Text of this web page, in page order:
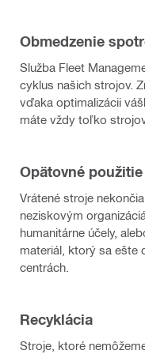
Obmedzenie
Služba Fleet
cyklus našich strojov.
vďaka optimalizácii
máte vždy toľko
Opätovné použitie
Vrátené stroje
neziskovým
humanitárne účely,
materiál, ktorý sa ešte
centrách.
Recyklácia
Stroje, ktoré